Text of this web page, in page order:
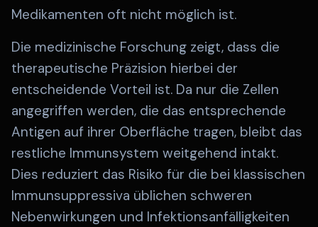
Medikamenten oft nicht möglich ist.
Die medizinische Forschung zeigt, dass die
therapeutische Präzision hierbei der
entscheidende Vorteil ist. Da nur die Zellen
angegriffen werden, die das entsprechende
Antigen auf ihrer Oberfläche tragen, bleibt das
restliche Immunsystem weitgehend intakt.
Dies reduziert das Risiko für die bei klassischen
Immunsuppressiva üblichen schweren
Nebenwirkungen und Infektionsanfälligkeiten